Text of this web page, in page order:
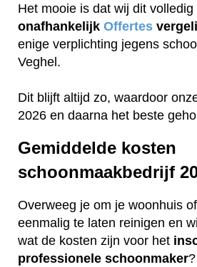
Het mooie is dat wij dit volledig
onafhankelijk Offertes
enige verplichting jegens
Veghel.
Dit blijft altijd zo, waardoor
2026 en daarna het beste
Gemiddelde kosten
schoonmaakbedrijf
Overweeg je om je woonhuis
eenmalig te laten reinigen en
wat de kosten zijn voor het
professionele schoonmaker?